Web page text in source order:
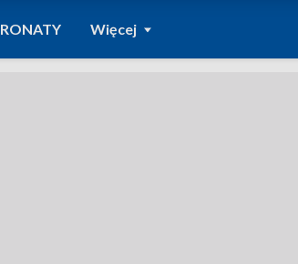
Więcej